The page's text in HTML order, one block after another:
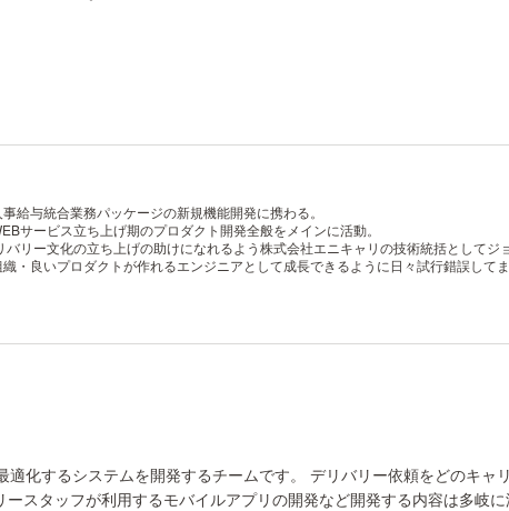
給与統合業務パッケージの新規機能開発に携わる。
サービス立ち上げ期のプロダクト開発全般をメインに活動。
リー文化の立ち上げの助けになれるよう株式会社エニキャリの技術統括としてジョ
・良いプロダクトが作れるエンジニアとして成長できるように日々試行錯誤してま
化するシステムを開発するチームです。 デリバリー依頼をどのキ
スタッフが利用するモバイルアプリの開発など開発する内容は多岐に